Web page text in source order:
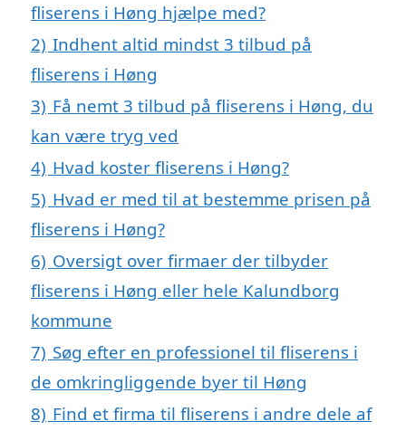
fliserens i Høng hjælpe med?
2) Indhent altid mindst 3 tilbud på
fliserens i Høng
3) Få nemt 3 tilbud på fliserens i Høng, du
kan være tryg ved
4) Hvad koster fliserens i Høng?
5) Hvad er med til at bestemme prisen på
fliserens i Høng?
6) Oversigt over firmaer der tilbyder
fliserens i Høng eller hele Kalundborg
kommune
7) Søg efter en professionel til fliserens i
de omkringliggende byer til Høng
8) Find et firma til fliserens i andre dele af